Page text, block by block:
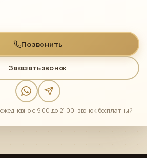
Позвонить
Заказать звонок
с 9:00 до 21:00, звонок бесплатный